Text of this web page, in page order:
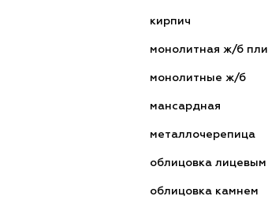
кирпич
монолитная ж/б
монолитные ж/б
мансардная
металлочерепица
облицовка
облицовка камнем